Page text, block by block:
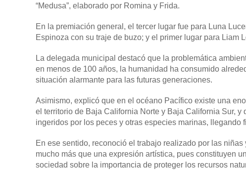
“Medusa”, elaborado por Romina y Frida.
En la premiación general, el tercer lugar fue para Luna
Espinoza con su traje de buzo; y el primer lugar para Liam
La delegada municipal destacó que la problemática
en menos de 100 años, la humanidad ha consumido
situación alarmante para las futuras generaciones.
Asimismo, explicó que en el océano Pacífico existe una
el territorio de Baja California Norte y Baja California Sur,
ingeridos por los peces y otras especies marinas, llegando
En ese sentido, reconoció el trabajo realizado por las
mucho más que una expresión artística, pues constituyen
sociedad sobre la importancia de proteger los recursos